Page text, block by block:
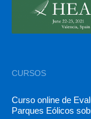
CURSOS
Curso online de
Parques Eólicos